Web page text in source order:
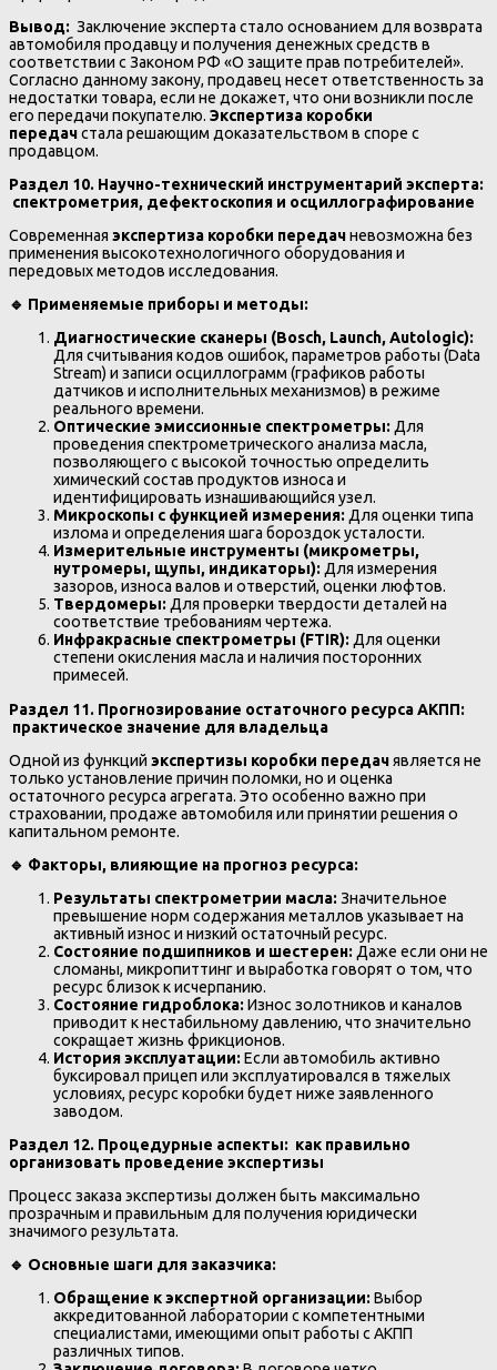
Вывод: Заключение эксперта стало основанием для возврата
автомобиля продавцу и получения денежных средств в
соответствии с Законом РФ «О защите прав потребителей».
Согласно данному закону, продавец несет ответственность за
недостатки товара, если не докажет, что они возникли после
его передачи покупателю. Экспертиза коробки
передачстала решающим доказательством в споре с
продавцом.
Раздел 10. Научно-технический инструментарий эксперта:
спектрометрия, дефектоскопия и осциллографирование
Современная экспертиза коробки передачневозможна без
применения высокотехнологичного оборудования и
передовых методов исследования.
🔹 Применяемые приборы и методы:
Диагностические сканеры (Bosch, Launch, Autologic):
Для считывания кодов ошибок, параметров работы (Data
Stream) и записи осциллограмм (графиков работы
датчиков и исполнительных механизмов) в режиме
реального времени.
Оптические эмиссионные спектрометры:Для
проведения спектрометрического анализа масла,
позволяющего с высокой точностью определить
химический состав продуктов износа и
идентифицировать изнашивающийся узел.
Микроскопы с функцией измерения:Для оценки типа
излома и определения шага бороздок усталости.
Измерительные инструменты (микрометры,
нутромеры, щупы, индикаторы):Для измерения
зазоров, износа валов и отверстий, оценки люфтов.
Твердомеры:Для проверки твердости деталей на
соответствие требованиям чертежа.
Инфракрасные спектрометры (FTIR):Для оценки
степени окисления масла и наличия посторонних
примесей.
Раздел 11. Прогнозирование остаточного ресурса АКПП:
практическое значение для владельца
Одной из функций экспертизы коробки передачявляется не
только установление причин поломки, но и оценка
остаточного ресурса агрегата. Это особенно важно при
страховании, продаже автомобиля или принятии решения о
капитальном ремонте.
🔹 Факторы, влияющие на прогноз ресурса:
Результаты спектрометрии масла:Значительное
превышение норм содержания металлов указывает на
активный износ и низкий остаточный ресурс.
Состояние подшипников и шестерен: Даже если они не
сломаны, микропиттинг и выработка говорят о том, что
ресурс близок к исчерпанию.
Состояние гидроблока:Износ золотников и каналов
приводит к нестабильному давлению, что значительно
сокращает жизнь фрикционов.
История эксплуатации:Если автомобиль активно
буксировал прицеп или эксплуатировался в тяжелых
условиях, ресурс коробки будет ниже заявленного
заводом.
Раздел 12. Процедурные аспекты: как правильно
организовать проведение экспертизы
Процесс заказа экспертизы должен быть максимально
прозрачным и правильным для получения юридически
значимого результата.
🔹 Основные шаги для заказчика:
Обращение к экспертной организации:Выбор
аккредитованной лаборатории с компетентными
специалистами, имеющими опыт работы с АКПП
различных типов.